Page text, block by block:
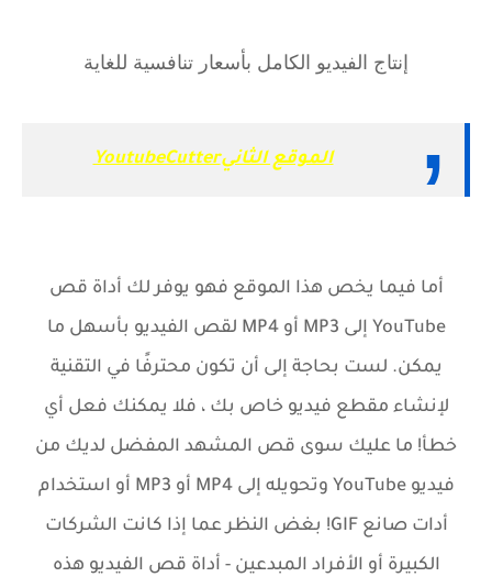
إنتاج الفيديو الكامل بأسعار تنافسية للغاية
الموقع الثانيYoutubeCutter
أما فيما يخص هذا الموقع فهو يوفر لك أداة قص
YouTube إلى MP3 أو MP4 لقص الفيديو بأسهل ما
يمكن. لست بحاجة إلى أن تكون محترفًا في التقنية
لإنشاء مقطع فيديو خاص بك ، فلا يمكنك فعل أي
خطأ! ما عليك سوى قص المشهد المفضل لديك من
فيديو YouTube وتحويله إلى MP4 أو MP3 أو استخدام
أدات صانع GIF! بغض النظر عما إذا كانت الشركات
الكبيرة أو الأفراد المبدعين - أداة قص الفيديو هذه